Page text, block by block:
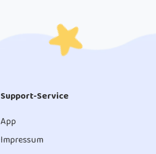
Support-Service
App
Impressum